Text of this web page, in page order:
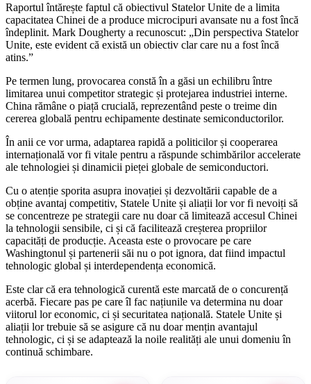
Raportul întărește faptul că obiectivul Statelor Unite de a limita
capacitatea Chinei de a produce microcipuri avansate nu a fost încă
îndeplinit. Mark Dougherty a recunoscut: „Din perspectiva Statelor
Unite, este evident că există un obiectiv clar care nu a fost încă
atins.”
Pe termen lung, provocarea constă în a găsi un echilibru între
limitarea unui competitor strategic și protejarea industriei interne.
China rămâne o piață crucială, reprezentând peste o treime din
cererea globală pentru echipamente destinate semiconductorilor.
În anii ce vor urma, adaptarea rapidă a politicilor și cooperarea
internațională vor fi vitale pentru a răspunde schimbărilor accelerate
ale tehnologiei și dinamicii pieței globale de semiconductori.
Cu o atenție sporita asupra inovației și dezvoltării capable de a
obține avantaj competitiv, Statele Unite și aliații lor vor fi nevoiți să
se concentreze pe strategii care nu doar că limitează accesul Chinei
la tehnologii sensibile, ci și că facilitează creșterea propriilor
capacități de producție. Aceasta este o provocare pe care
Washingtonul și partenerii săi nu o pot ignora, dat fiind impactul
tehnologic global și interdependența economică.
Este clar că era tehnologică curentă este marcată de o concurență
acerbă. Fiecare pas pe care îl fac națiunile va determina nu doar
viitorul lor economic, ci și securitatea națională. Statele Unite și
aliații lor trebuie să se asigure că nu doar mențin avantajul
tehnologic, ci și se adaptează la noile realități ale unui domeniu în
continuă schimbare.